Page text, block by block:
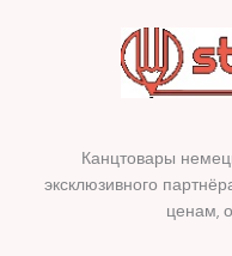
Канцтовары
эксклюзивного
ценам,